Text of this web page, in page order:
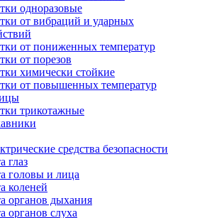
одноразовые
от вибраций и ударных
от пониженных температур
от порезов
химически стойкие
от повышенных температур
трикотажные
средства безопасности
глаз
головы и лица
коленей
органов дыхания
органов слуха